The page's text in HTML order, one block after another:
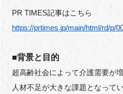
PR TIMES記事はこちら
https://prtimes.jp/main/html/rd/p/
■背景と目的
超高齢社会によって介護需要が
人材不足が大きな課題となって